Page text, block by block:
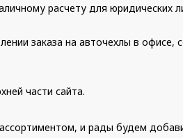
расчету для юридических
заказа на авточехлы в офисе,
части сайта.
и рады будем